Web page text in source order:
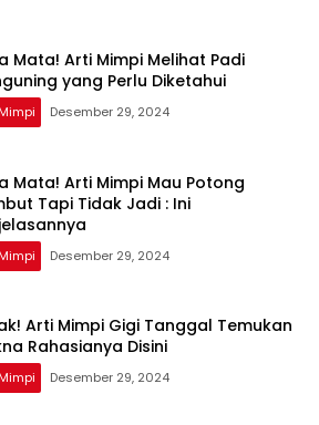
Mata! Arti Mimpi Melihat Padi
Menguning yang Perlu Diketahui
Desember 29, 2024
Mata! Arti Mimpi Mau Potong
Tapi Tidak Jadi : Ini
Desember 29, 2024
Arti Mimpi Gigi Tanggal Temukan
Rahasianya Disini
Desember 29, 2024